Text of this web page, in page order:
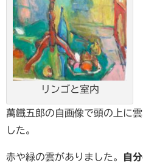
リンゴと室内
萬鐵五郎の自画像で頭の上に
した。
赤や緑の雲がありました。
自